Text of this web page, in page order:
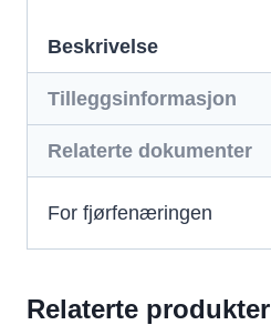
Beskrivelse
Tilleggsinformasjon
Relaterte dokumenter
For fjørfenæringen
Relaterte produkter